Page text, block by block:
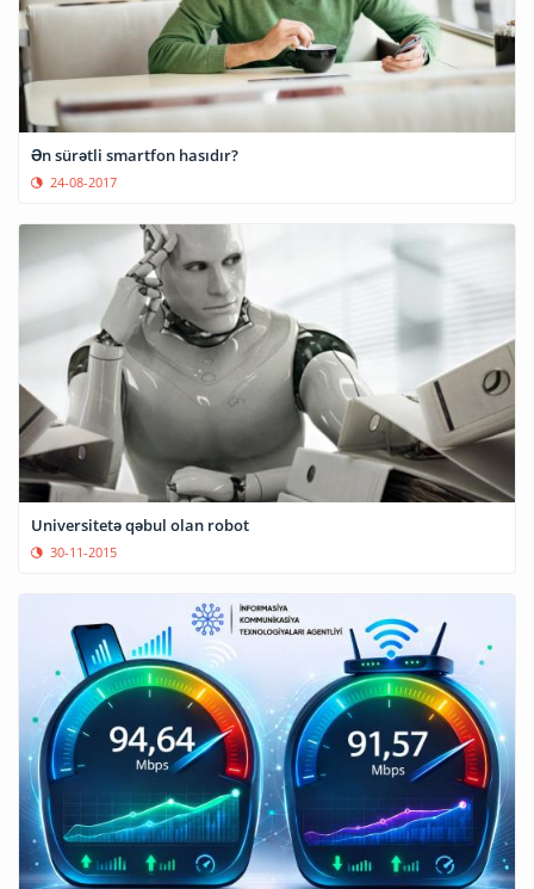
Ən sürətli smartfon hasıdır?
24-08-2017
Universitetə qəbul olan robot
30-11-2015